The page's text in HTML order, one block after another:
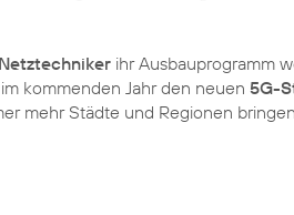
Netztechniker ihr Ausbauprogramm
kommenden Jahr den neuen 5G-
mehr Städte und Regionen